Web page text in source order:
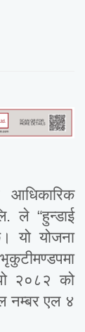
आधिकारिक
ले “हुन्डाई
यो योजना
२०८२ को
नम्बर एल ४